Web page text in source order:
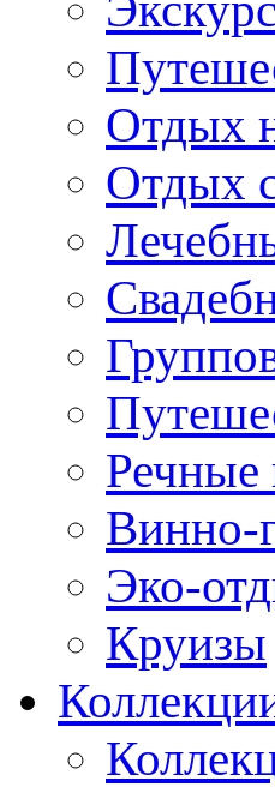
Отдых
Отдых
Речные
Винно-
Эко-
Круизы